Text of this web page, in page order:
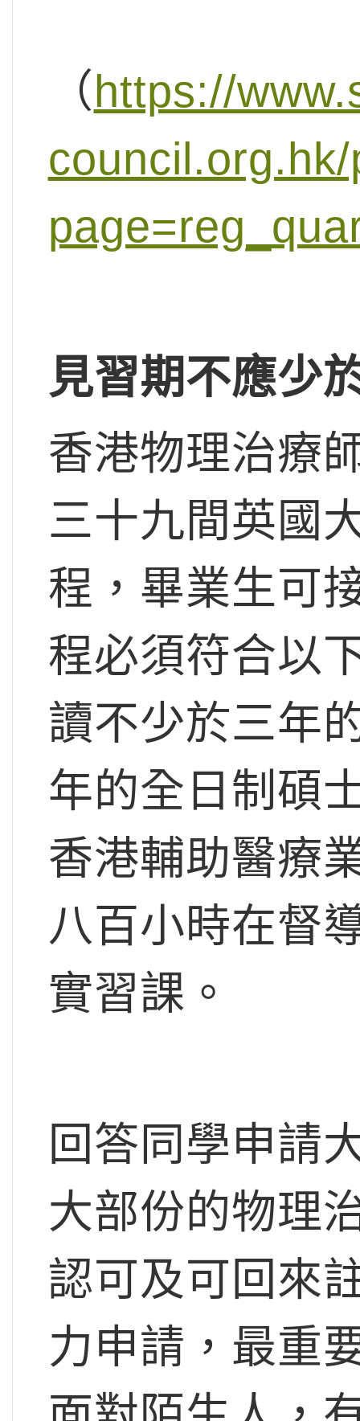
（https://
見習期不應少
香港物理治療
三十九間英國
程，畢業生可
程必須符合以
讀不少於三年
年的全日制碩
香港輔助醫療
八百小時在督
實習課。
回答同學申請
大部份的物理
認可及可回來
力申請，最重